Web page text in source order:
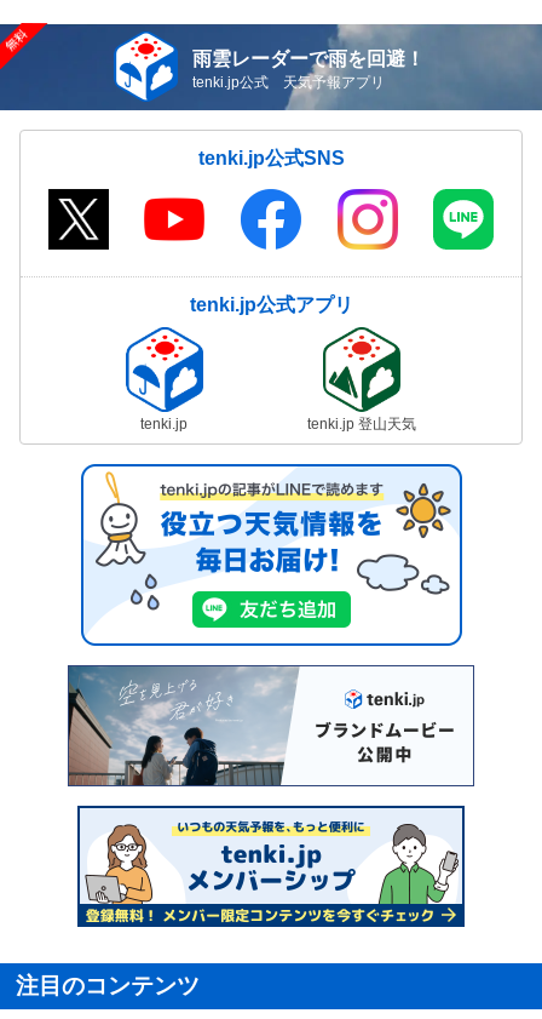
雨雲レーダーで雨を回避！
tenki.jp公式 天気予報アプリ
tenki.jp公式SNS
tenki.jp公式アプリ
tenki.jp tenki.jp 登山天気
注目のコンテンツ